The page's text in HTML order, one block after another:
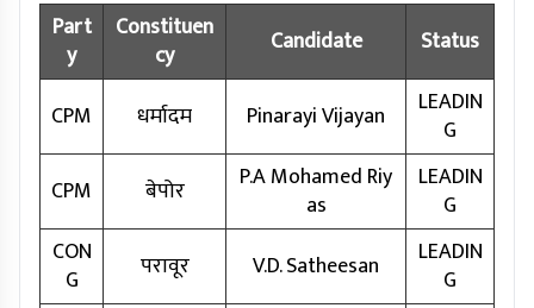
Part
y
Constituen
cy
Candidate Status
CPM धर्मादम Pinarayi Vijayan
LEADIN
G
CPM
बेपोर
P.A Mohamed Riy
as
LEADIN
G
CON
G
परावूर V.D. Satheesan
LEADIN
G